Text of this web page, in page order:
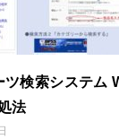
検索システム
法